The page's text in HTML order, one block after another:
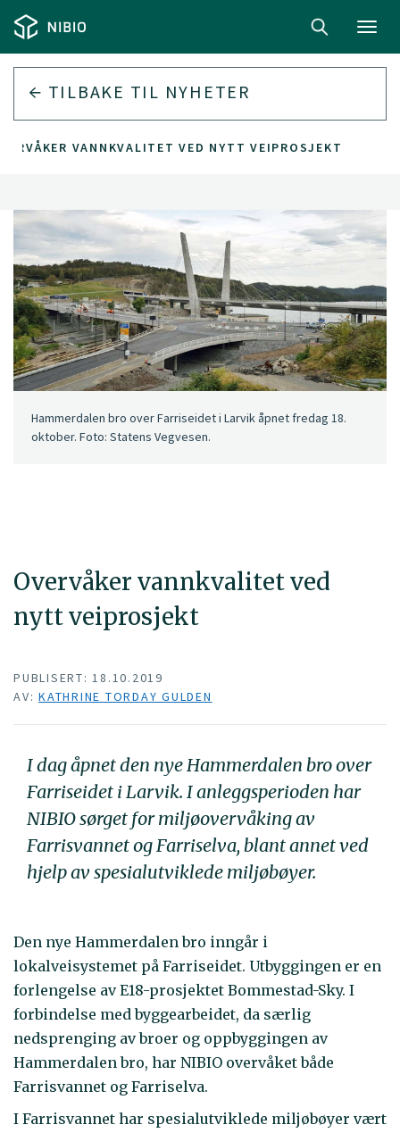
TILBAKE TIL NYHETER
VANNKVALITET VED NYTT VEIPROSJEKT
Overvåker vannkvalitet ved
nytt veiprosjekt
Hammerdalen bro over Farriseidet i Larvik åpnet fredag 18.
oktober. Foto: Statens Vegvesen.
PUBLISERT: 18.10.2019
AV: KATHRINE TORDAY GULDEN
I dag åpnet den nye Hammerdalen bro over
Farriseidet i Larvik. I anleggsperioden har
NIBIO sørget for miljøovervåking av
Farrisvannet og Farriselva, blant annet ved
hjelp av spesialutviklede miljøbøyer.
Den nye Hammerdalen bro inngår i
lokalveisystemet på Farriseidet. Utbyggingen er en
forlengelse av E18-prosjektet Bommestad-Sky. I
forbindelse med byggearbeidet, da særlig
nedsprenging av broer og oppbyggingen av
Hammerdalen bro, har NIBIO overvåket både
Farrisvannet og Farriselva.
I Farrisvannet har spesialutviklede miljøbøyer vært